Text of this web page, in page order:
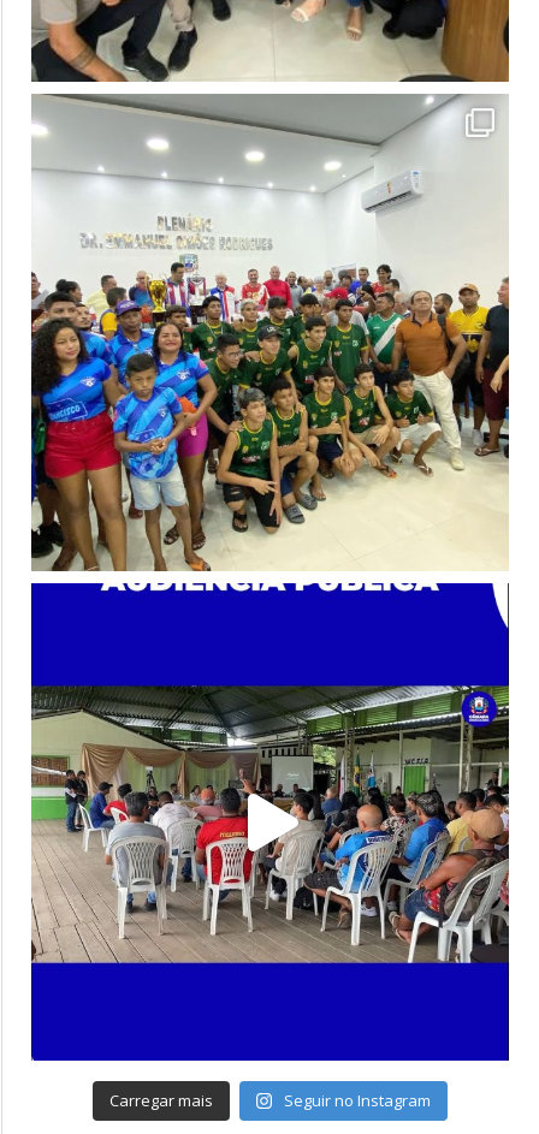
Carregar mais Seguir no Instagram